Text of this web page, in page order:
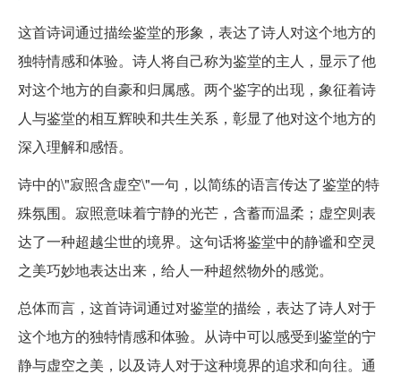
这首诗词通过描绘鉴堂的形象，表达了诗人对这个地方的
独特情感和体验。诗人将自己称为鉴堂的主人，显示了他
对这个地方的自豪和归属感。两个鉴字的出现，象征着诗
人与鉴堂的相互辉映和共生关系，彰显了他对这个地方的
深入理解和感悟。
诗中的\"寂照含虚空\"一句，以简练的语言传达了鉴堂的特
殊氛围。寂照意味着宁静的光芒，含蓄而温柔；虚空则表
达了一种超越尘世的境界。这句话将鉴堂中的静谧和空灵
之美巧妙地表达出来，给人一种超然物外的感觉。
总体而言，这首诗词通过对鉴堂的描绘，表达了诗人对于
这个地方的独特情感和体验。从诗中可以感受到鉴堂的宁
静与虚空之美，以及诗人对于这种境界的追求和向往。通